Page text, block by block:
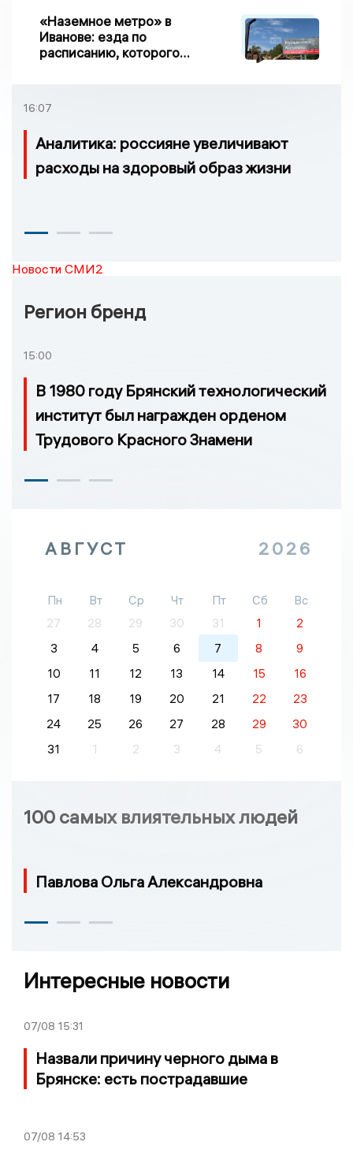
«Наземное метро» в
Иванове: езда по
расписанию, которого
16:07
Аналитика: россияне увеличивают
расходы на здоровый образ жизни
Новости СМИ2
Регион бренд
15:00
В 1980 году Брянский технологический
институт был награжден орденом
Трудового Красного Знамени
АВГУСТ 2026
Пн Вт Ср Чт Пт Сб
Вс
27
28 29 30 31 1
2
3
4 5 6 7 8
9
10
11 12 13 14 15
16
17
18 19 20 21 22
23
24
25 26 27 28 29
30
31
1 2 3 4 5 6
100 самых влиятельных людей
Павлова Ольга Александровна
Интересные новости
07/08 15:31
Назвали причину черного дыма в
Брянске: есть пострадавшие
07/08 14:53